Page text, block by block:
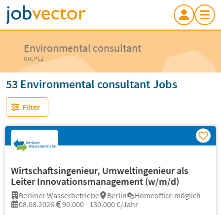
Environmental consultant
Ort, PLZ
53 Environmental consultant Jobs
Filter
Wirtschaftsingenieur, Umweltingenieur als
Leiter Innovationsmanagement (w/m/d)
Berliner Wasserbetriebe Berlin
Homeoffice möglich
08.08.2026
90.000 - 130.000 €/Jahr